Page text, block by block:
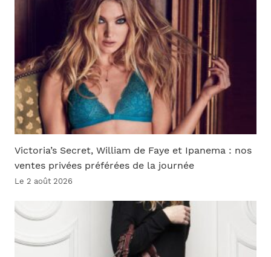
Victoria’s Secret, William de Faye et Ipanema : nos
ventes privées préférées de la journée
Le 2 août 2026